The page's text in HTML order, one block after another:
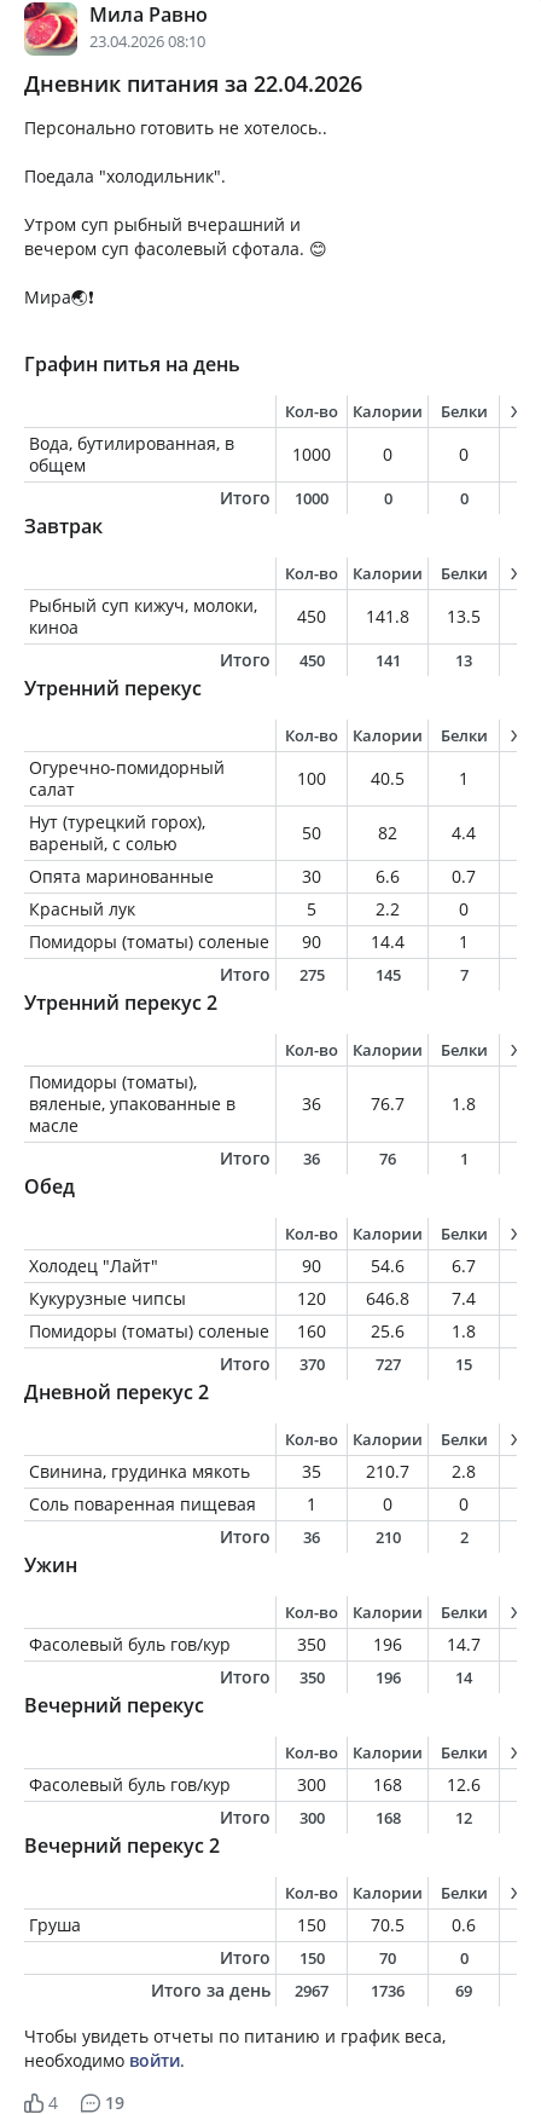
Мила Равно
23.04.2026 08:10
Дневник питания за 22.04.2026
Персонально готовить не хотелось..
Поедала "холодильник".
Утром суп рыбный вчерашний и
вечером суп фасолевый сфотала. 😊
Мира🌏❗
Графин питья на день
Кол-во Калории Белки
Вода, бутилированная, в
общем
1000 0 0
Итого
1000 0 0
Завтрак
Кол-во Калории Белки
Рыбный суп кижуч, молоки,
киноа
450 141.8 13.5
Итого
450 141 13
Утренний перекус
Кол-во Калории Белки
Огуречно-помидорный
салат
100 40.5 1
Нут (турецкий горох),
вареный, с солью
50 82 4.4
Опята маринованные
30 6.6 0.7
Красный лук
5 2.2 0
Помидоры (томаты) соленые
90 14.4 1
Итого
275 145 7
Утренний перекус 2
Кол-во Калории Белки
Помидоры (томаты),
вяленые, упакованные в
масле
36 76.7 1.8
Итого 36 76 1
Обед
Кол-во Калории Белки
Холодец "Лайт" 90 54.6 6.7
Кукурузные чипсы
120 646.8 7.4
Помидоры (томаты) соленые
160 25.6 1.8
Итого
370 727 15
Дневной перекус 2
Кол-во Калории Белки
Свинина, грудинка мякоть 35 210.7 2.8
Соль поваренная пищевая
1 0 0
Итого
36 210 2
Ужин
Кол-во Калории Белки
Фасолевый буль гов/кур 350 196 14.7
Итого
350 196 14
Вечерний перекус
Кол-во Калории Белки
Фасолевый буль гов/кур 300 168 12.6
Итого
300 168 12
Вечерний перекус 2
Кол-во Калории Белки
Груша 150 70.5 0.6
Итого
150 70 0
Итого за день 2967 1736 69
Чтобы увидеть отчеты по питанию и график веса,
необходимо войти.
4
19